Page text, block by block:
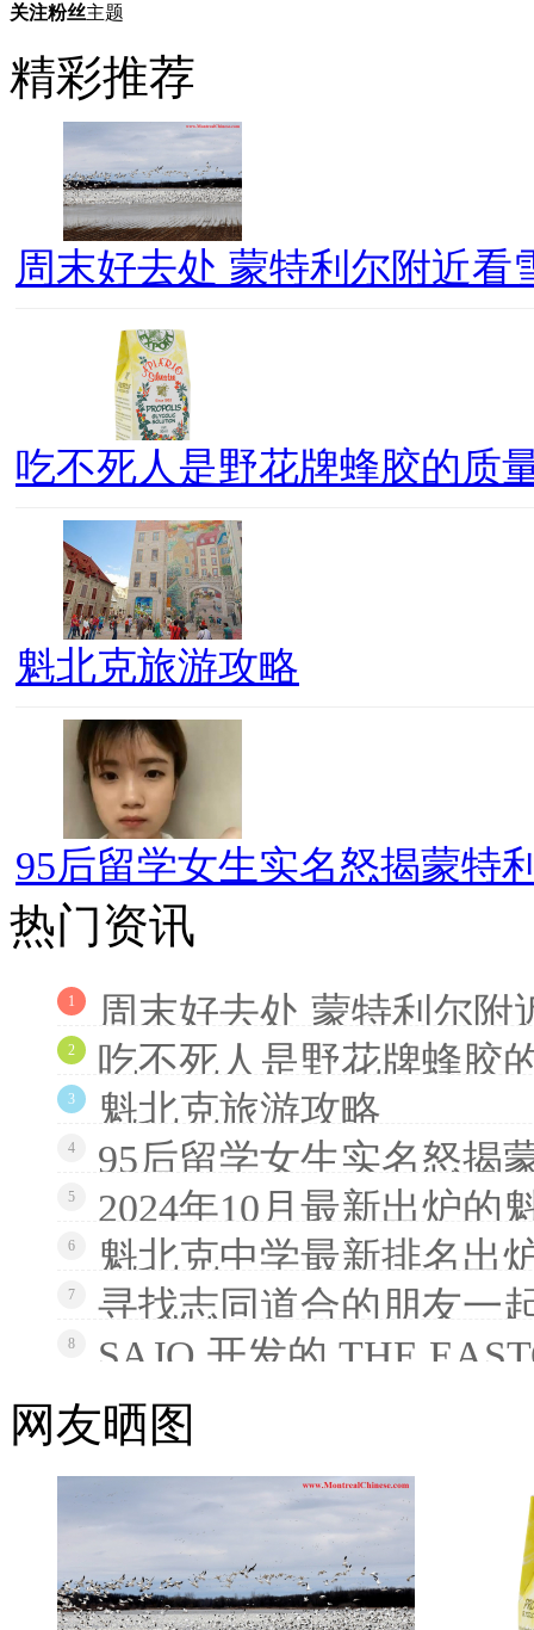
关注粉丝主题
精彩推荐
周末好去处 蒙特利尔附近看
吃不死人是野花牌蜂胶的质
魁北克旅游攻略
95后留学女生实名怒揭蒙特
热门资讯
1 周末好去处 蒙特利尔附
2 吃不死人是野花牌蜂胶
3 魁北克旅游攻略
4 95后留学女生实名怒揭
5 2024年10月最新出炉的
6 魁北克中学最新排名出
7 寻找志同道合的朋友一
8 SAJO 开发的 THE
网友晒图